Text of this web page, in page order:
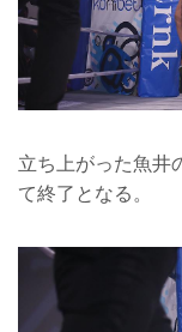
立ち上がった魚井
て終了となる。